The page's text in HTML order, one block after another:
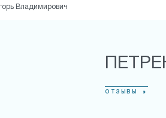
Владимирович
ОТЗЫВЫ